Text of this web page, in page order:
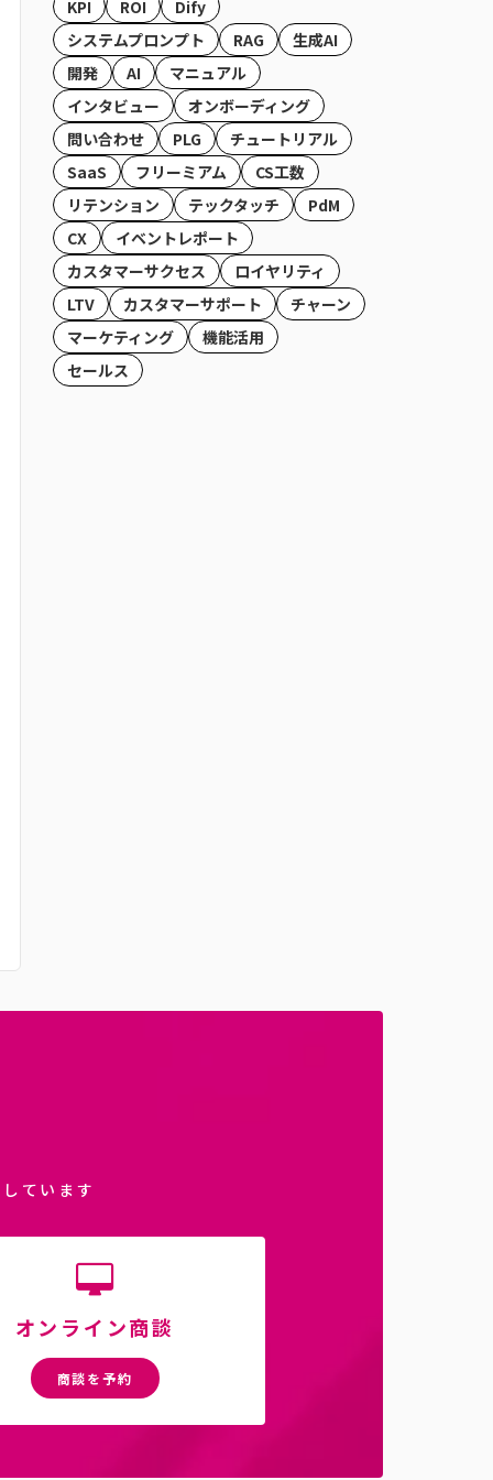
KPI ROI
Dify
システムプロンプト
RAG
生成AI
開発
AI
マニュアル
インタビュー
オンボーディング
問い合わせ
PLG
チュートリアル
SaaS
フリーミアム
CS工数
リテンション
テックタッチ
PdM
CX
イベントレポート
カスタマーサクセス
ロイヤリティ
LTV
カスタマーサポート
チャーン
マーケティング
機能活用
セールス
ています
オンライン商談
商談を予約